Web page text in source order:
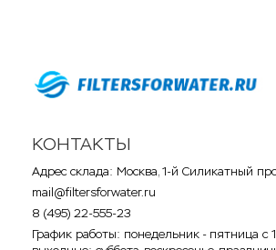
КОНТАКТЫ
Адрес склада: Москва, 1-й Силикатный
mail@filtersforwater.ru
8 (495) 22-555-23
График работы: понедельник - пятница